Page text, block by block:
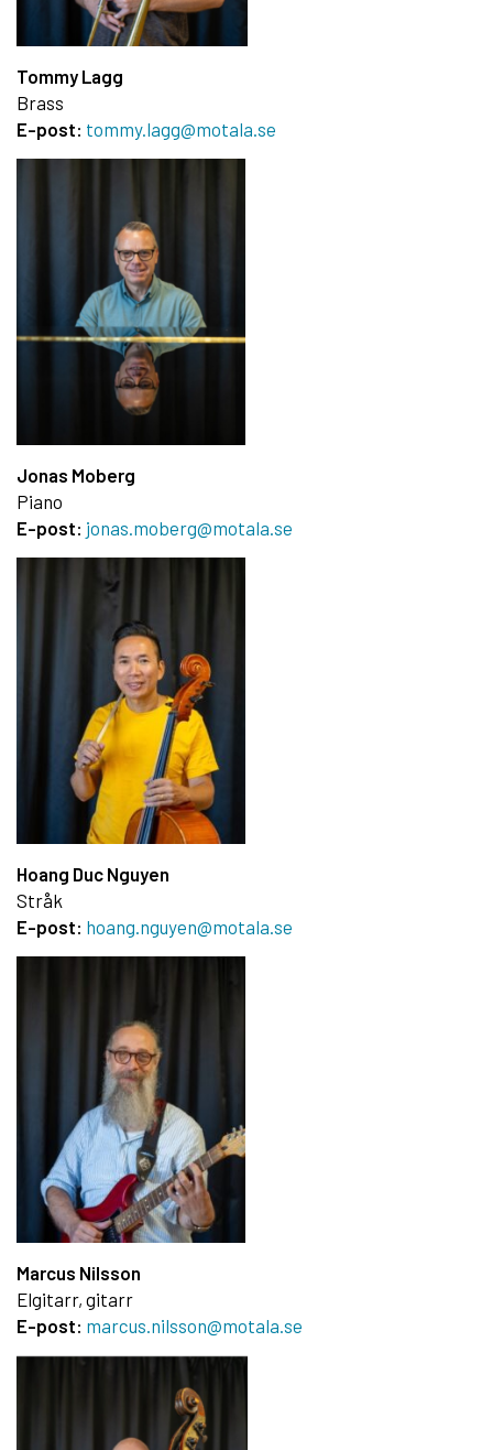
Tommy Lagg
Brass
E-post: tommy.lagg@motala.se
Jonas Moberg
Piano
E-post: jonas.moberg@motala.se
Hoang Duc Nguyen
Stråk
E-post: hoang.nguyen@motala.se
Marcus Nilsson
Elgitarr, gitarr
E-post: marcus.nilsson@motala.se